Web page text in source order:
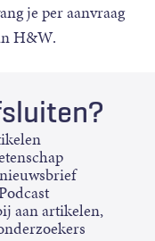
je per aanvraag
H&W.
aan artikelen,